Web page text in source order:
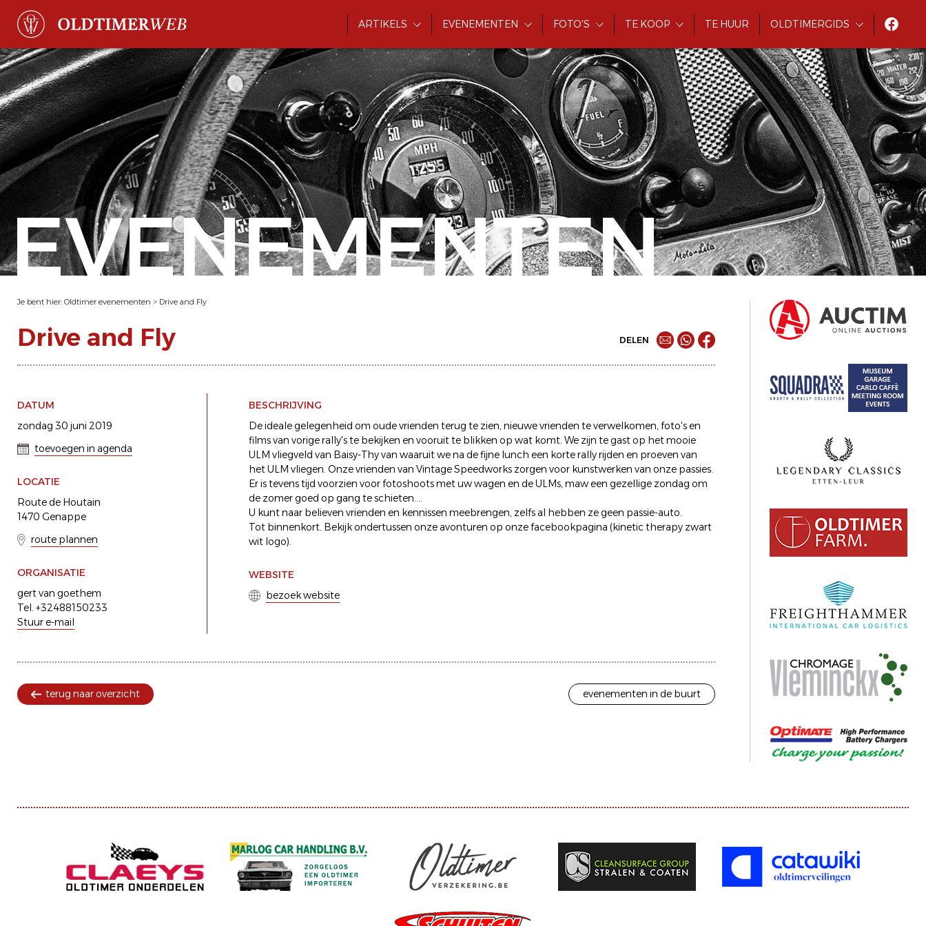
ARTIKELS EVENEMENTEN FOTO'S TE KOOP TE HUUR OLDTIMERGIDS
EVENEMENTEN
Je bent hier: Oldtimer evenementen > Drive and Fly
Drive and Fly DELEN
DATUM
zondag 30 juni 2019
toevoegen in agenda
LOCATIE
Route de Houtain
1470 Genappe
route plannen
ORGANISATIE
gert van goethem
Tel. +32488150233
Stuur e-mail
BESCHRIJVING
De ideale gelegenheid om oude vrienden terug te zien, nieuwe vrienden te verwelkomen, foto's en
films van vorige rally's te bekijken en vooruit te blikken op wat komt. We zijn te gast op het mooie
ULM vliegveld van Baisy-Thy van waaruit we na de fijne lunch een korte rally rijden en proeven van
het ULM vliegen. Onze vrienden van Vintage Speedworks zorgen voor kunstwerken van onze passies.
Er is tevens tijd voorzien voor fotoshoots met uw wagen en de ULMs, maw een gezellige zondag om
de zomer goed op gang te schieten....
U kunt naar believen vrienden en kennissen meebrengen, zelfs al hebben ze geen passie-auto.
Tot binnenkort. Bekijk ondertussen onze avonturen op onze facebookpagina (kinetic therapy zwart
wit logo).
WEBSITE
bezoek website
terug naar overzicht evenementen in de buurt